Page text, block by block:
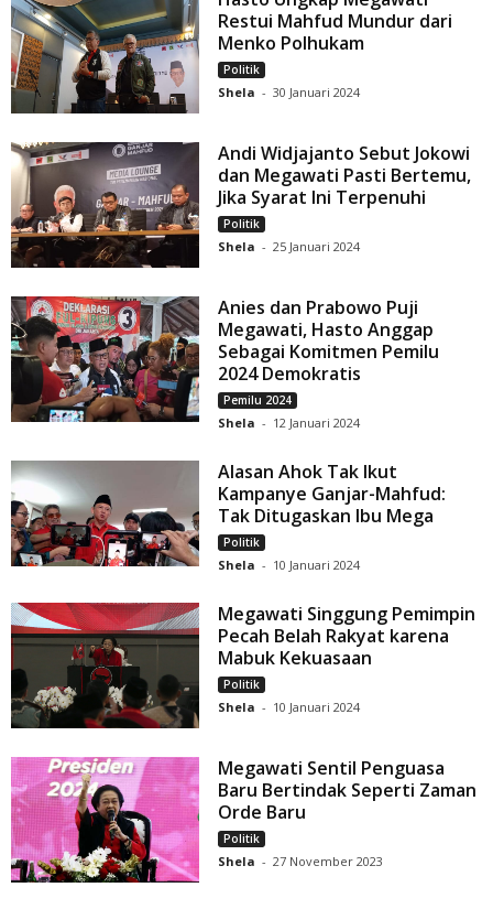
Restui Mahfud Mundur dari
Menko Polhukam
Politik
Shela - 30 Januari 2024
Andi Widjajanto Sebut Jokowi
dan Megawati Pasti Bertemu,
Jika Syarat Ini Terpenuhi
Politik
Shela - 25 Januari 2024
Anies dan Prabowo Puji
Megawati, Hasto Anggap
Sebagai Komitmen Pemilu
2024 Demokratis
Pemilu 2024
Shela - 12 Januari 2024
Alasan Ahok Tak Ikut
Kampanye Ganjar-Mahfud:
Tak Ditugaskan Ibu Mega
Politik
Shela - 10 Januari 2024
Megawati Singgung Pemimpin
Pecah Belah Rakyat karena
Mabuk Kekuasaan
Politik
Shela - 10 Januari 2024
Megawati Sentil Penguasa
Baru Bertindak Seperti Zaman
Orde Baru
Politik
Shela - 27 November 2023